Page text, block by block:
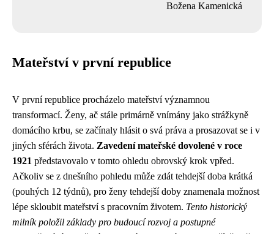
Božena Kamenická
Mateřství v první republice
V první republice procházelo mateřství významnou
transformací. Ženy, ač stále primárně vnímány jako strážkyně
domácího krbu, se začínaly hlásit o svá práva a prosazovat se i v
jiných sférách života. Zavedení mateřské dovolené v roce
1921 představovalo v tomto ohledu obrovský krok vpřed.
Ačkoliv se z dnešního pohledu může zdát tehdejší doba krátká
(pouhých 12 týdnů), pro ženy tehdejší doby znamenala možnost
lépe skloubit mateřství s pracovním životem. Tento historický
milník položil základy pro budoucí rozvoj a postupné